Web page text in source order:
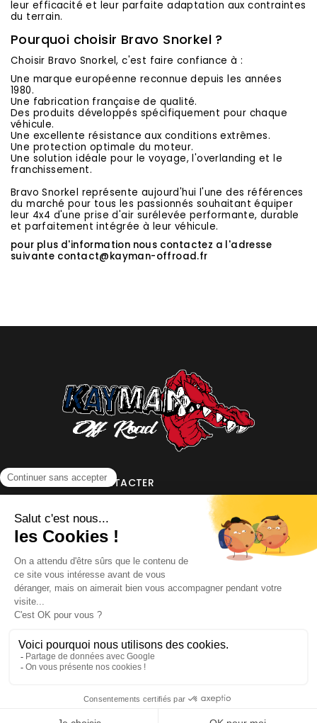
leur efficacité et leur parfaite adaptation aux contraintes
du terrain.
Pourquoi choisir Bravo Snorkel ?
Choisir Bravo Snorkel, c'est faire confiance à :
Une marque européenne reconnue depuis les années
1980.
Une fabrication française de qualité.
Des produits développés spécifiquement pour chaque
véhicule.
Une excellente résistance aux conditions extrêmes.
Une protection optimale du moteur.
Une solution idéale pour le voyage, l'overlanding et le
franchissement.
Bravo Snorkel représente aujourd'hui l'une des références
du marché pour tous les passionnés souhaitant équiper
leur 4x4 d'une prise d'air surélevée performante, durable
et parfaitement intégrée à leur véhicule.
pour plus d'information nous contactez a l'adresse
suivante contact@kayman-offroad.fr
NOUS CONTACTER
INFORMATIONS
NOS PARTENAIRES
HORAIRES D'OUVERTURE
Création site ecommerce : SFIlMentions Légales